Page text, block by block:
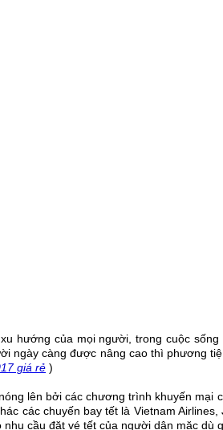
hướng của mọi người, trong cuộc
ngày càng được nâng cao thì phương
giá rẻ )
lên bởi các chương trình khuyến
các chuyến bay tết là Vietnam
cầu đặt vé tết của người dân mặc dù